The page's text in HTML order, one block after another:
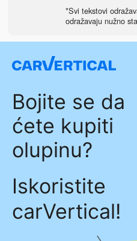
*Svi tekstovi
odražavaju nužno